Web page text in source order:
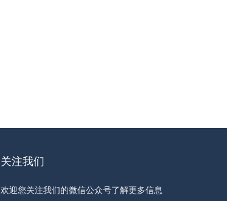
关注我们
欢迎您关注我们的微信公众号了解更多信息